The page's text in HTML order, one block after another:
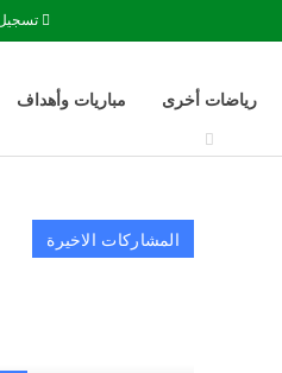
رياضات أخرى مباريات وأهداف
المشاركات الاخيرة